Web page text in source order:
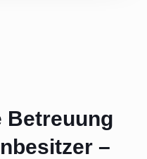
Betreuung
–